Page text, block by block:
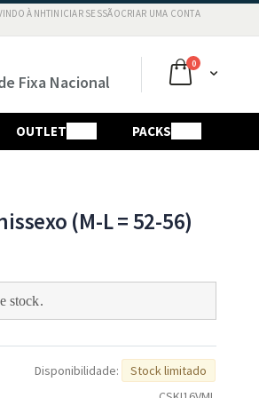
À NHTINICIAR SESSÃOCRIAR UMA CONTA
O Meu
0artigos
Fixa Nacional
OUTLET PACKS
(M-L = 52-56)
stock.
Disponibilidade:
Stock limitado